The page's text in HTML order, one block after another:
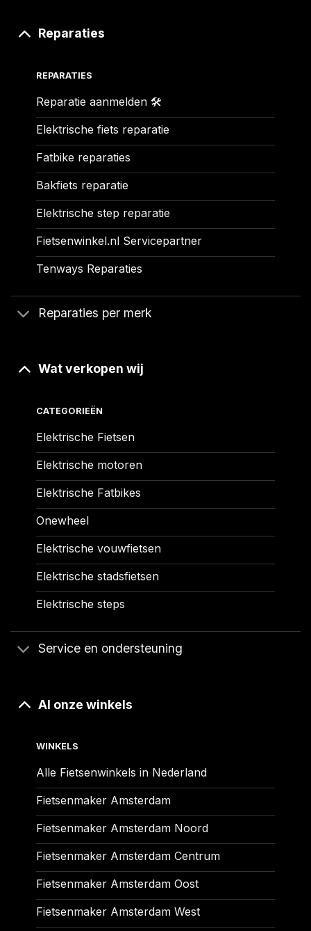
Reparaties
REPARATIES
Reparatie aanmelden 🛠️
Elektrische fiets reparatie
Fatbike reparaties
Bakfiets reparatie
Elektrische step reparatie
Fietsenwinkel.nl Servicepartner
Tenways Reparaties
Reparaties per merk
Wat verkopen wij
CATEGORIEËN
Elektrische Fietsen
Elektrische motoren
Elektrische Fatbikes
Onewheel
Elektrische vouwfietsen
Elektrische stadsfietsen
Elektrische steps
Service en ondersteuning
Al onze winkels
WINKELS
Alle Fietsenwinkels in Nederland
Fietsenmaker Amsterdam
Fietsenmaker Amsterdam Noord
Fietsenmaker Amsterdam Centrum
Fietsenmaker Amsterdam Oost
Fietsenmaker Amsterdam West